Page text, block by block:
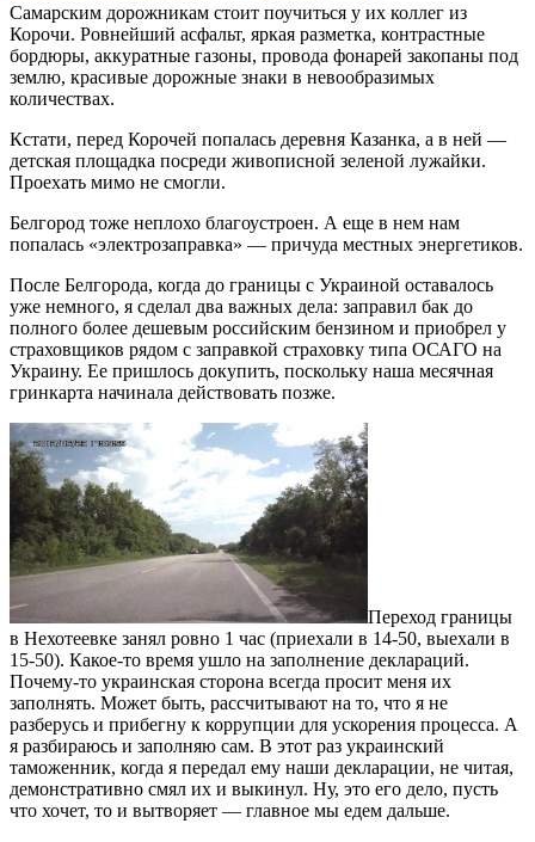
Самарским дорожникам стоит поучиться у их коллег из
Корочи. Ровнейший асфальт, яркая разметка, контрастные
бордюры, аккуратные газоны, провода фонарей закопаны под
землю, красивые дорожные знаки в невообразимых
количествах.
Кстати, перед Корочей попалась деревня Казанка, а в ней —
детская площадка посреди живописной зеленой лужайки.
Проехать мимо не смогли.
Белгород тоже неплохо благоустроен. А еще в нем нам
попалась «электрозаправка» — причуда местных энергетиков.
После Белгорода, когда до границы с Украиной оставалось
уже немного, я сделал два важных дела: заправил бак до
полного более дешевым российским бензином и приобрел у
страховщиков рядом с заправкой страховку типа ОСАГО на
Украину. Ее пришлось докупить, поскольку наша месячная
гринкарта начинала действовать позже.
Переход границы
в Нехотеевке занял ровно 1 час (приехали в 14-50, выехали в
15-50). Какое-то время ушло на заполнение деклараций.
Почему-то украинская сторона всегда просит меня их
заполнять. Может быть, рассчитывают на то, что я не
разберусь и прибегну к коррупции для ускорения процесса. А
я разбираюсь и заполняю сам. В этот раз украинский
таможенник, когда я передал ему наши декларации, не читая,
демонстративно смял их и выкинул. Ну, это его дело, пусть
что хочет, то и вытворяет — главное мы едем дальше.